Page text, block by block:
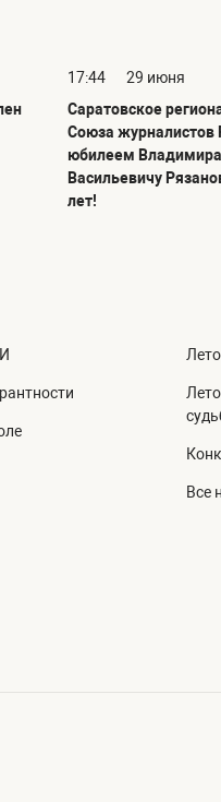
17:44
29 июня
Саратовское
Союза журналистов
юбилеем
Васильевичу
лет!
Все